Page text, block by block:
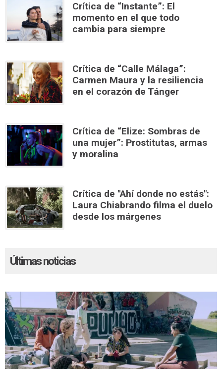
Crítica de “Instante”: El
momento en el que todo
cambia para siempre
Crítica de “Calle Málaga”:
Carmen Maura y la resiliencia
en el corazón de Tánger
Crítica de “Elize: Sombras de
una mujer”: Prostitutas, armas
y moralina
Crítica de "Ahí donde no estás":
Laura Chiabrando filma el duelo
desde los márgenes
Últimas noticias